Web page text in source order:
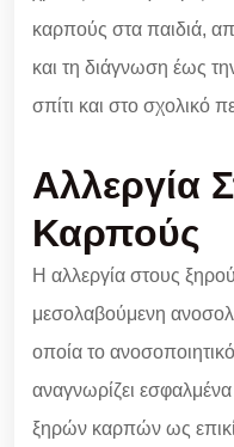
καρπούς στα παιδιά,
και τη διάγνωση έως
σπίτι και στο σχολικό
Αλλεργία
Καρπούς
Η αλλεργία στους
μεσολαβούμενη
οποία το
αναγνωρίζει
ξηρών καρπών ως